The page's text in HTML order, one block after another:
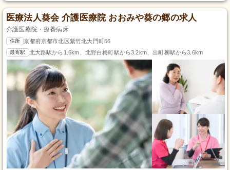
医療法人葵会 介護医療院 おおみや葵の郷の求人
介護医療院・療養病床
住所 京都府京都市北区紫竹北大門町56
最寄駅 北大路駅から1.6km、北野白梅町駅から3.2km、出町柳駅から3.6km